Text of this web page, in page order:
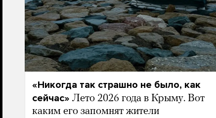
«Никогда так страшно не было, как
сейчас» Лето 2026 года в Крыму. Вот
каким его запомнят жители